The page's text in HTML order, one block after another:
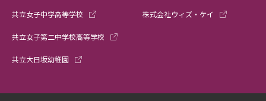
共立女子中学高等学校
共立女子第二中学校高等学校
共立大日坂幼稚園
株式会社ウィズ・ケイ